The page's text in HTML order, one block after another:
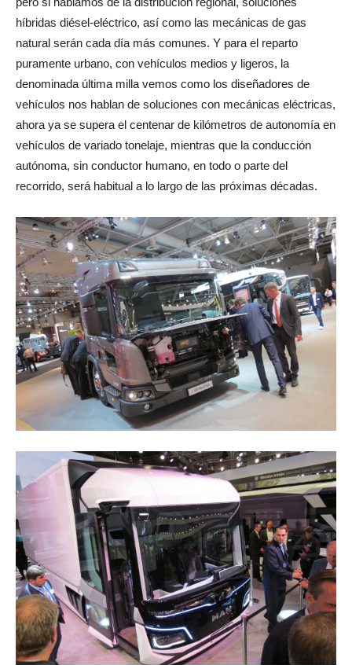
híbridas diésel-eléctrico, así como las mecánicas de gas
natural serán cada día más comunes. Y para el reparto
puramente urbano, con vehículos medios y ligeros, la
denominada última milla vemos como los diseñadores de
vehículos nos hablan de soluciones con mecánicas eléctricas,
ahora ya se supera el centenar de kilómetros de autonomía en
vehículos de variado tonelaje, mientras que la conducción
autónoma, sin conductor humano, en todo o parte del
recorrido, será habitual a lo largo de las próximas décadas.